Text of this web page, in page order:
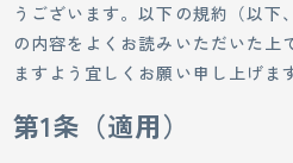
うございます。以下の規約（以下
の内容をよくお読みいただいた上
ますよう宜しくお願い申し上げま
第1条（適用）